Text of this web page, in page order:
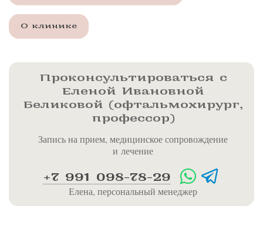
О клинике
Проконсультироваться с
Еленой Ивановной
Беликовой (офтальмохирург,
профессор)
Запись на прием, медицинское сопровождение
и лечение
+7 991 098-78-29
Елена, персональный менеджер